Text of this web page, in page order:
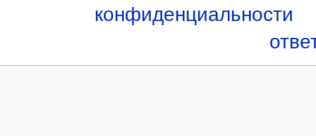
конфиденциальности